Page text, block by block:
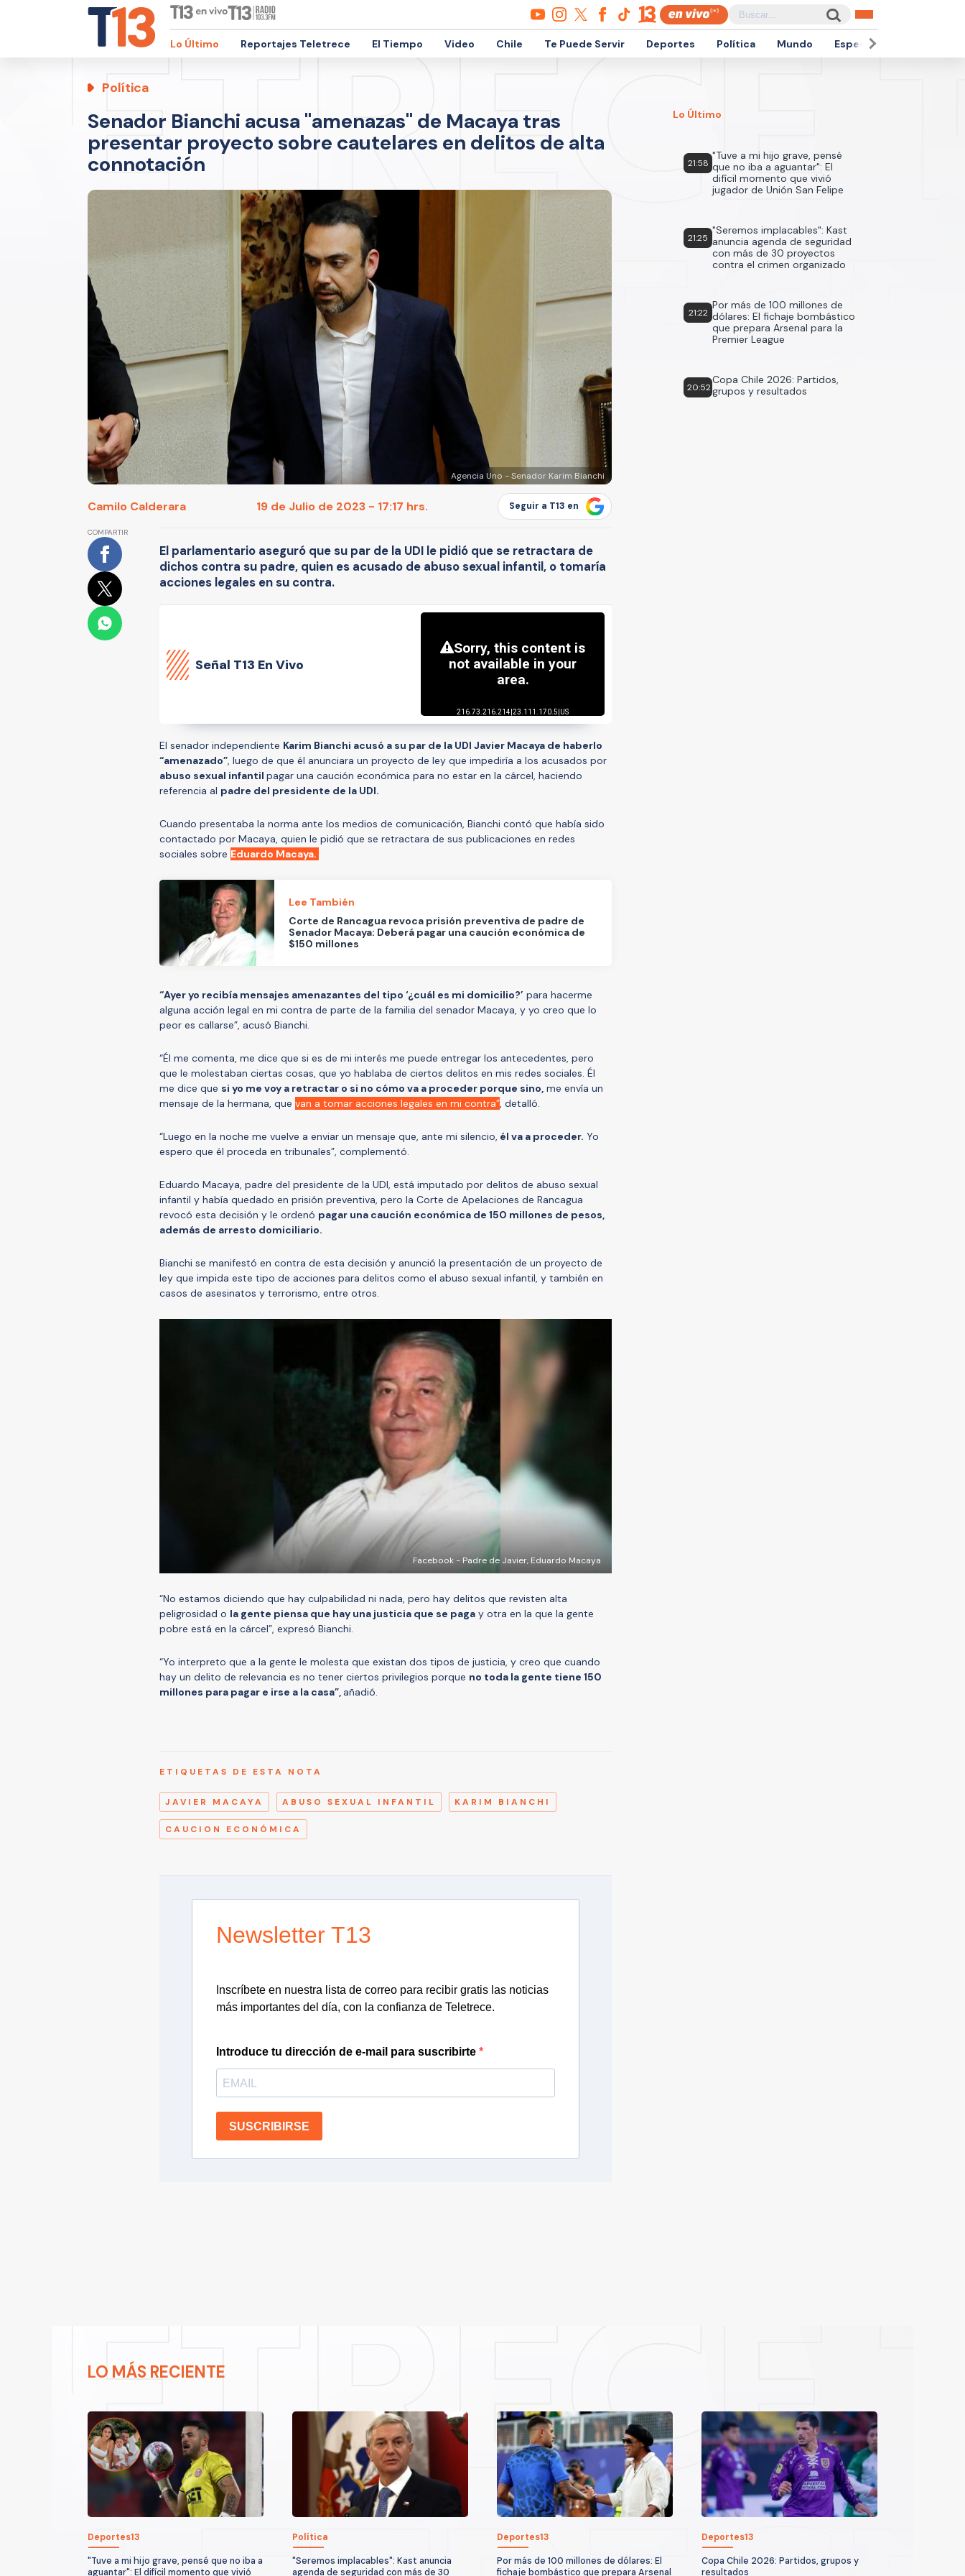
Lo Último Reportajes Teletrece El Tiempo Video Chile Te Puede Servir Deportes Política Mundo Espectáculos
Política
Senador Bianchi acusa "amenazas" de Macaya tras
presentar proyecto sobre cautelares en delitos de alta
connotación
Agencia Uno - Senador Karim Bianchi
Camilo Calderara 19 de Julio de 2023 - 17:17 hrs. Seguir a T13 en
COMPARTIR
El parlamentario aseguró que su par de la UDI le pidió que se retractara de
dichos contra su padre, quien es acusado de abuso sexual infantil, o tomaría
acciones legales en su contra.
Señal T13 En Vivo
El senador independiente Karim Bianchi acusó a su par de la UDI Javier Macaya de haberlo
“amenazado”, luego de que él anunciara un proyecto de ley que impediría a los acusados por
abuso sexual infantil pagar una caución económica para no estar en la cárcel, haciendo
referencia al padre del presidente de la UDI.
Cuando presentaba la norma ante los medios de comunicación, Bianchi contó que había sido
contactado por Macaya, quien le pidió que se retractara de sus publicaciones en redes
sociales sobre Eduardo Macaya.
Lee También
Corte de Rancagua revoca prisión preventiva de padre de
Senador Macaya: Deberá pagar una caución económica de
$150 millones
“Ayer yo recibía mensajes amenazantes del tipo ‘¿cuál es mi domicilio?’ para hacerme
alguna acción legal en mi contra de parte de la familia del senador Macaya, y yo creo que lo
peor es callarse”, acusó Bianchi.
“Él me comenta, me dice que si es de mi interés me puede entregar los antecedentes, pero
que le molestaban ciertas cosas, que yo hablaba de ciertos delitos en mis redes sociales. Él
me dice que si yo me voy a retractar o si no cómo va a proceder porque sino, me envía un
mensaje de la hermana, que van a tomar acciones legales en mi contra”, detalló.
“Luego en la noche me vuelve a enviar un mensaje que, ante mi silencio, él va a proceder. Yo
espero que él proceda en tribunales”, complementó.
Eduardo Macaya, padre del presidente de la UDI, está imputado por delitos de abuso sexual
infantil y había quedado en prisión preventiva, pero la Corte de Apelaciones de Rancagua
revocó esta decisión y le ordenó pagar una caución económica de 150 millones de pesos,
además de arresto domiciliario.
Bianchi se manifestó en contra de esta decisión y anunció la presentación de un proyecto de
ley que impida este tipo de acciones para delitos como el abuso sexual infantil, y también en
casos de asesinatos y terrorismo, entre otros.
Facebook - Padre de Javier, Eduardo Macaya
“No estamos diciendo que hay culpabilidad ni nada, pero hay delitos que revisten alta
peligrosidad o la gente piensa que hay una justicia que se paga y otra en la que la gente
pobre está en la cárcel”, expresó Bianchi.
“Yo interpreto que a la gente le molesta que existan dos tipos de justicia, y creo que cuando
hay un delito de relevancia es no tener ciertos privilegios porque no toda la gente tiene 150
millones para pagar e irse a la casa”, añadió.
ETIQUETAS DE ESTA NOTA
JAVIER MACAYA ABUSO SEXUAL INFANTIL KARIM BIANCHI
CAUCION ECONÓMICA
Newsletter T13
Inscríbete en nuestra lista de correo para recibir gratis las noticias
más importantes del día, con la confianza de Teletrece.
Introduce tu dirección de e-mail para suscribirte
SUSCRIBIRSE
Lo Último
21:58
"Tuve a mi hijo grave, pensé
que no iba a aguantar": El
difícil momento que vivió
jugador de Unión San Felipe
21:25
"Seremos implacables": Kast
anuncia agenda de seguridad
con más de 30 proyectos
contra el crimen organizado
21:22
Por más de 100 millones de
dólares: El fichaje bombástico
que prepara Arsenal para la
Premier League
20:52
Copa Chile 2026: Partidos,
grupos y resultados
LO MÁS RECIENTE
Deportes13
"Tuve a mi hijo grave, pensé que no iba a
aguantar": El difícil momento que vivió
Política
"Seremos implacables": Kast anuncia
agenda de seguridad con más de 30
Deportes13
Por más de 100 millones de dólares: El
fichaje bombástico que prepara Arsenal
Deportes13
Copa Chile 2026: Partidos, grupos y
resultados